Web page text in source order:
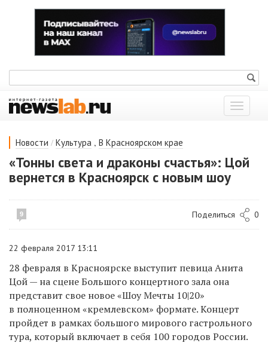
Показать
меню
Новости / Культура , В Красноярском крае
«Тонны света и драконы счастья»: Цой
вернется в Красноярск с новым шоу
9 Поделиться 0
22 февраля 2017 13:11
28 февраля в Красноярске выступит певица Анита
Цой — на сцене Большого концертного зала она
представит свое новое «Шоу Мечты 10|20»
в полноценном «кремлевском» формате. Концерт
пройдет в рамках большого мирового гастрольного
тура, который включает в себя 100 городов России.